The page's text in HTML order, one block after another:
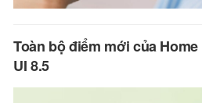
Toàn bộ điểm mới của
UI 8.5